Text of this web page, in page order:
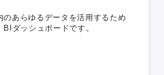
のあらゆるデータを活用するため
BIダッシュボードです。